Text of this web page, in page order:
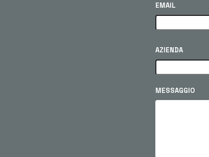
EMAIL
AZIENDA
MESSAGGIO